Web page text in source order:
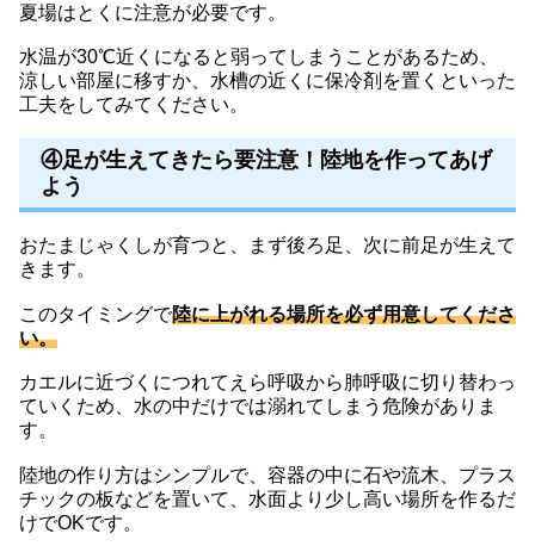
夏場はとくに注意が必要です。
水温が30℃近くになると弱ってしまうことがあるため、
涼しい部屋に移すか、水槽の近くに保冷剤を置くといった
工夫をしてみてください。
④足が生えてきたら要注意！陸地を作ってあげ
よう
おたまじゃくしが育つと、まず後ろ足、次に前足が生えて
きます。
このタイミングで陸に上がれる場所を必ず用意してくださ
い。
カエルに近づくにつれてえら呼吸から肺呼吸に切り替わっ
ていくため、水の中だけでは溺れてしまう危険がありま
す。
陸地の作り方はシンプルで、容器の中に石や流木、プラス
チックの板などを置いて、水面より少し高い場所を作るだ
けでOKです。